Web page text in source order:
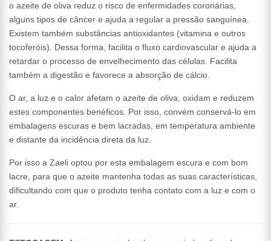
o azeite de oliva reduz o risco de enfermidades coronárias,
alguns tipos de câncer e ajuda a regular a pressão sanguínea.
Existem também substâncias antioxidantes (vitamina e outros
tocoferóis). Dessa forma, facilita o fluxo cardiovascular e ajuda a
retardar o processo de envelhecimento das células. Facilita
também a digestão e favorece a absorção de cálcio.
O ar, a luz e o calor afetam o azeite de oliva, oxidam e reduzem
estes componentes benéficos. Por isso, convém conservá-lo em
embalagens escuras e bem lacradas, em temperatura ambiente
e distante da incidência direta da luz.
Por isso a Zaeli optou por esta embalagem escura e com bom
lacre, para que o azeite mantenha todas as suas características,
dificultando com que o produto tenha contato com a luz e com o
ar.